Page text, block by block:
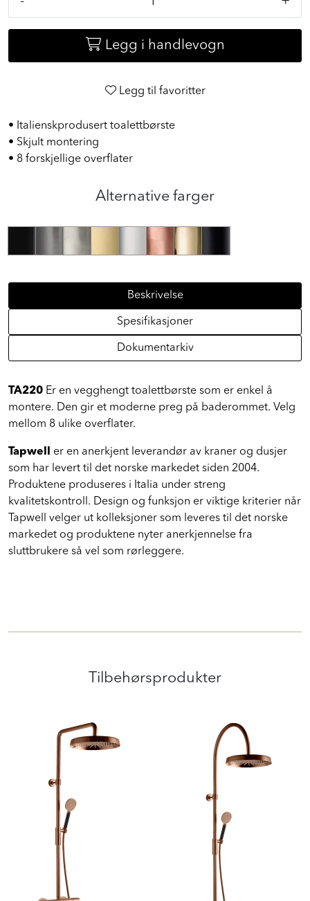
Legg i handlevogn
Legg til favoritter
• Italienskprodusert toalettbørste
• Skjult montering
• 8 forskjellige overflater
Alternative farger
Beskrivelse
Spesifikasjoner
Dokumentarkiv
TA220 Er en vegghengt toalettbørste som er enkel å
montere. Den gir et moderne preg på baderommet. Velg
mellom 8 ulike overflater.
Tapwell er en anerkjent leverandør av kraner og dusjer
som har levert til det norske markedet siden 2004.
Produktene produseres i Italia under streng
kvalitetskontroll. Design og funksjon er viktige kriterier når
Tapwell velger ut kolleksjoner som leveres til det norske
markedet og produktene nyter anerkjennelse fra
sluttbrukere så vel som rørleggere.
Tilbehørsprodukter